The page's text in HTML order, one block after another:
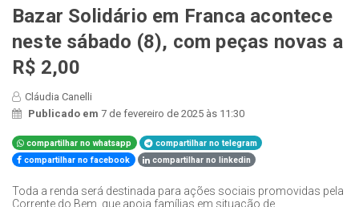
Bazar Solidário em Franca acontece
neste sábado (8), com peças novas a
R$ 2,00
Cláudia Canelli
Publicado em 7 de fevereiro de 2025 às 11:30
compartilhar no whatsapp
compartilhar no telegram
compartilhar no facebook
compartilhar no linkedin
Toda a renda será destinada para ações sociais promovidas pela
Corrente do Bem, que apoia famílias em situação de